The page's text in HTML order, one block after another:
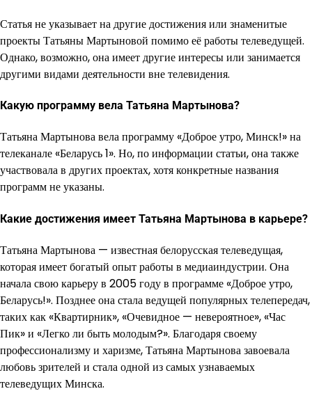
Статья не указывает на другие достижения или знаменитые
проекты Татьяны Мартыновой помимо её работы телеведущей.
Однако, возможно, она имеет другие интересы или занимается
другими видами деятельности вне телевидения.
Какую программу вела Татьяна Мартынова?
Татьяна Мартынова вела программу «Доброе утро, Минск!» на
телеканале «Беларусь 1». Но, по информации статьи, она также
участвовала в других проектах, хотя конкретные названия
программ не указаны.
Какие достижения имеет Татьяна Мартынова в карьере?
Татьяна Мартынова — известная белорусская телеведущая,
которая имеет богатый опыт работы в медиаиндустрии. Она
начала свою карьеру в 2005 году в программе «Доброе утро,
Беларусь!». Позднее она стала ведущей популярных телепередач,
таких как «Квартирник», «Очевидное — невероятное», «Час
Пик» и «Легко ли быть молодым?». Благодаря своему
профессионализму и харизме, Татьяна Мартынова завоевала
любовь зрителей и стала одной из самых узнаваемых
телеведущих Минска.